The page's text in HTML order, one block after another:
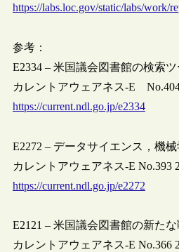
https://labs.loc.gov/static/labs/work/
参考：
E2334 – 米国議会図書館の検索ツ
カレントアウェアネス-E No.404
https://current.ndl.go.jp/e2334
E2272 – データサイエンス，機
カレントアウェアネス-E No.393
https://current.ndl.go.jp/e2272
E2121 – 米国議会図書館の新た
カレントアウェアネス-E No.366